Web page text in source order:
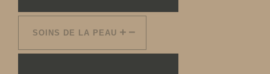
SOINS DE LA PEAU